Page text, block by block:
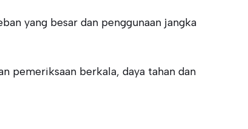
yang besar dan penggunaan jangka
pemeriksaan berkala, daya tahan dan